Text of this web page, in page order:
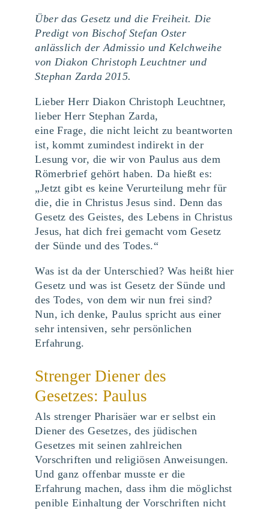
Über das Gesetz und die Freiheit. Die
Predigt von Bischof Stefan Oster
anlässlich der Admissio und Kelchweihe
von Diakon Christoph Leuchtner und
Stephan Zarda 2015.
Lieber Herr Diakon Christoph Leuchtner,
lieber Herr Stephan Zarda,
eine Frage, die nicht leicht zu beantworten
ist, kommt zumindest indirekt in der
Lesung vor, die wir von Paulus aus dem
Römerbrief gehört haben. Da hießt es:
„Jetzt gibt es keine Verurteilung mehr für
die, die in Christus Jesus sind. Denn das
Gesetz des Geistes, des Lebens in Christus
Jesus, hat dich frei gemacht vom Gesetz
der Sünde und des Todes.“
Was ist da der Unterschied? Was heißt hier
Gesetz und was ist Gesetz der Sünde und
des Todes, von dem wir nun frei sind?
Nun, ich denke, Paulus spricht aus einer
sehr intensiven, sehr persönlichen
Erfahrung.
Strenger Diener des
Gesetzes: Paulus
Als strenger Pharisäer war er selbst ein
Diener des Gesetzes, des jüdischen
Gesetzes mit seinen zahlreichen
Vorschriften und religiösen Anweisungen.
Und ganz offenbar musste er die
Erfahrung machen, dass ihm die möglichst
penible Einhaltung der Vorschriften nicht